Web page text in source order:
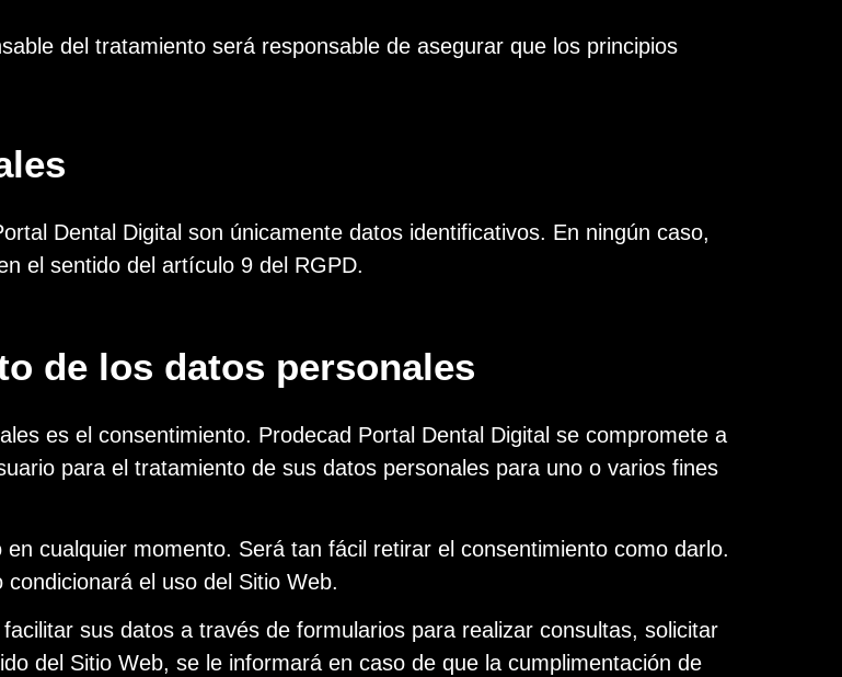
del tratamiento será responsable de asegurar que los principios
Dental Digital son únicamente datos identificativos. En ningún caso,
el sentido del artículo 9 del RGPD.
de los datos personales
es el consentimiento. Prodecad Portal Dental Digital se compromete a
para el tratamiento de sus datos personales para uno o varios fines
cualquier momento. Será tan fácil retirar el consentimiento como darlo.
el uso del Sitio Web.
sus datos a través de formularios para realizar consultas, solicitar
del Sitio Web, se le informará en caso de que la cumplimentación de